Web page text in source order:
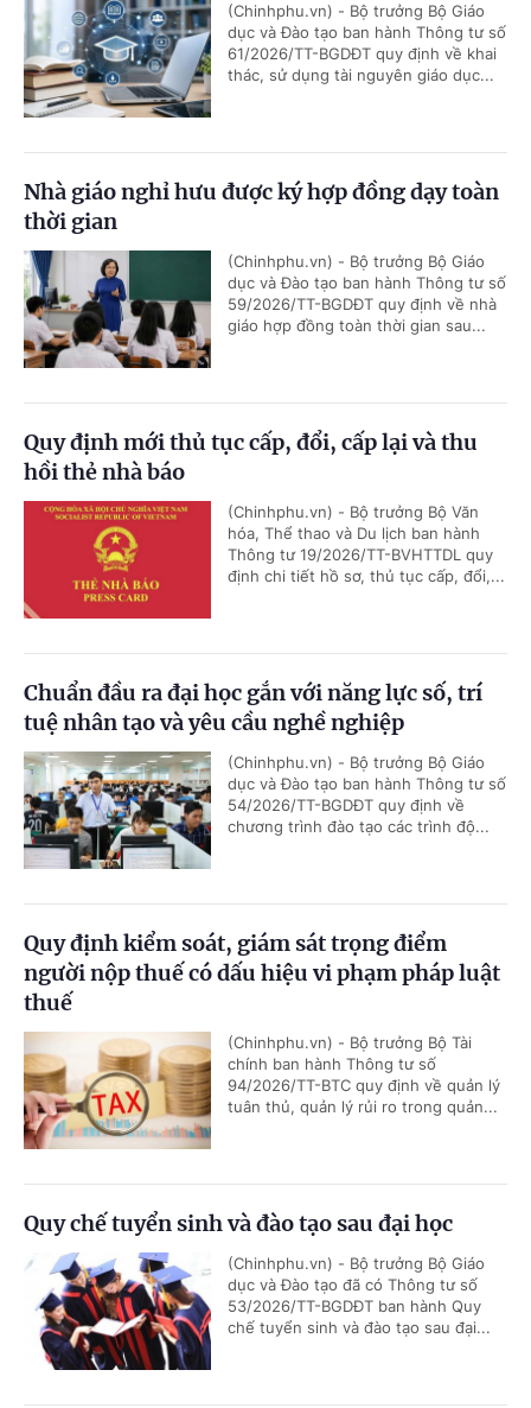
(Chinhphu.vn) - Bộ trưởng Bộ Giáo
dục và Đào tạo ban hành Thông tư số
61/2026/TT-BGDĐT quy định về khai
thác, sử dụng tài nguyên giáo dục...
Nhà giáo nghỉ hưu được ký hợp đồng dạy toàn
thời gian
(Chinhphu.vn) - Bộ trưởng Bộ Giáo
dục và Đào tạo ban hành Thông tư số
59/2026/TT-BGDĐT quy định về nhà
giáo hợp đồng toàn thời gian sau...
Quy định mới thủ tục cấp, đổi, cấp lại và thu
hồi thẻ nhà báo
(Chinhphu.vn) - Bộ trưởng Bộ Văn
hóa, Thể thao và Du lịch ban hành
Thông tư 19/2026/TT-BVHTTDL quy
định chi tiết hồ sơ, thủ tục cấp, đổi,...
Chuẩn đầu ra đại học gắn với năng lực số, trí
tuệ nhân tạo và yêu cầu nghề nghiệp
(Chinhphu.vn) - Bộ trưởng Bộ Giáo
dục và Đào tạo ban hành Thông tư số
54/2026/TT-BGDĐT quy định về
chương trình đào tạo các trình độ...
Quy định kiểm soát, giám sát trọng điểm
người nộp thuế có dấu hiệu vi phạm pháp luật
thuế
(Chinhphu.vn) - Bộ trưởng Bộ Tài
chính ban hành Thông tư số
94/2026/TT-BTC quy định về quản lý
tuân thủ, quản lý rủi ro trong quản...
Quy chế tuyển sinh và đào tạo sau đại học
(Chinhphu.vn) - Bộ trưởng Bộ Giáo
dục và Đào tạo đã có Thông tư số
53/2026/TT-BGDĐT ban hành Quy
chế tuyển sinh và đào tạo sau đại...